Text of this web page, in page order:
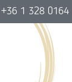
+36 1 328 0164